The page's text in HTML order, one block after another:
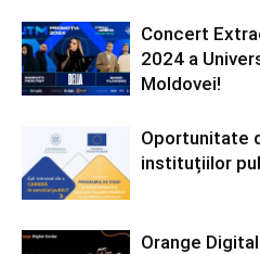
Concert
2024 a
Moldovei!
Oportunitate
instituțiilor
Orange